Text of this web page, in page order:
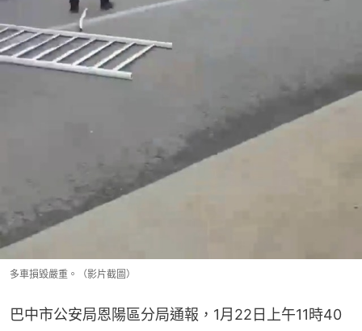
多車損毀嚴重。（影片截圖）
巴中市公安局恩陽區分局通報，1月22日上午11時40